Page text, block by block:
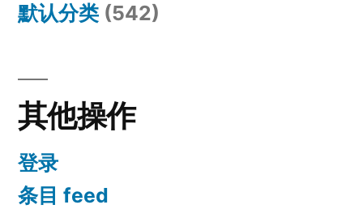
默认分类 (542)
其他操作
登录
条目 feed